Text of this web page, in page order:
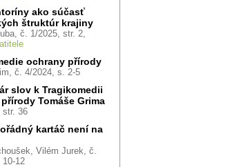
ako súčasť
štruktúr krajiny
č. 1/2025, str. 2,
ochrany přírody
č. 4/2024, s. 2-5
slov k Tragikomedii
Tomáše Grima
str. 36
kartáč není na
Vilém Jurek, č.
12